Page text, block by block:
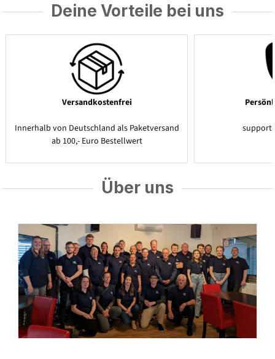
Deine Vorteile bei uns
Versandkostenfrei
Innerhalb von Deutschland als Paketversand
ab 100,- Euro Bestellwert
Über uns